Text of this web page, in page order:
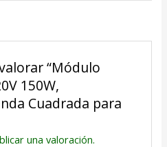
“Módulo
150W,
Cuadrada para
una valoración.